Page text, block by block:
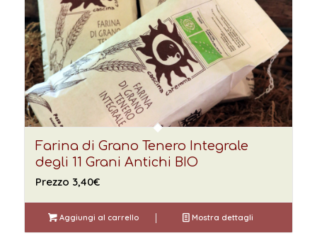
Farina di Grano Tenero Integrale
degli 11 Grani Antichi BIO
Prezzo 3,40€
Aggiungi al carrello Mostra dettagli